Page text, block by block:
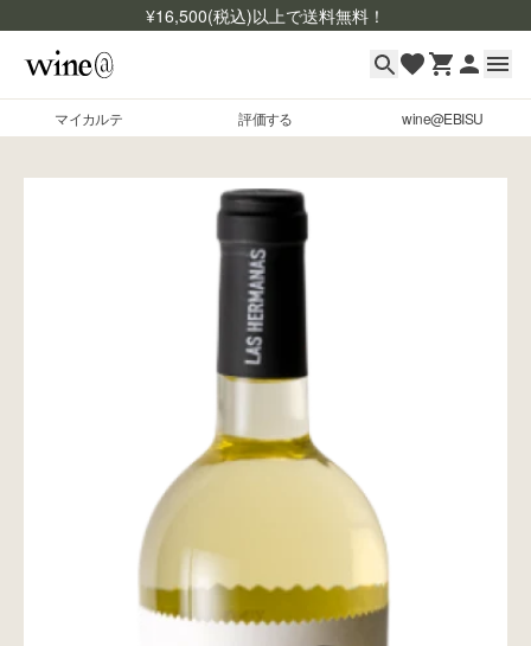
¥16,500(税込)以上で送料無料！
マイカルテ 評価する wine@EBISU
マイカルテ
wine@とは